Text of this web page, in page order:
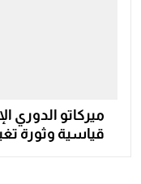
قياسية وثورة